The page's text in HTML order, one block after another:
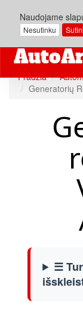
Naudojame
Nesutinku
Pradžia
Generatorių
☰